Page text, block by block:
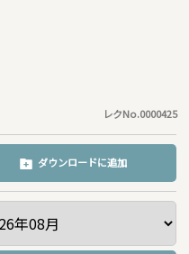
レクNo.0000425
ダウンロードに追加